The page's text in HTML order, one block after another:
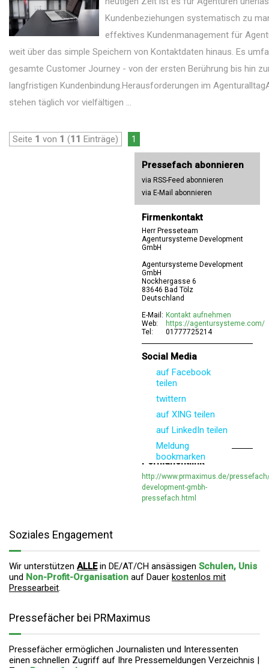
Kundenbeziehungen systematisch zu
effektives Kundenmanagement für
weit über das simple Speichern von Kontaktdaten hinaus. Es
gesamte Customer Journey - von der ersten Berührung bis hin
langfristigen Kundenbindung.Herausforderungen im
stehen täglich vor vielfältigen ...
Seite 1 von 1 (11 Einträge) 1
Pressefach abonnieren
via RSS-Feed abonnieren
via E-Mail abonnieren
Firmenkontakt
Herr Presseteam
Agentursysteme Development
GmbH
Agentursysteme Development
GmbH
Nockhergasse 6
83646 Bad Tölz
Deutschland
E-Mail: Kontakt aufnehmen
Web:
https://agentursysteme.com/
Tel:
01777725214
Social Media
auf Facebook
teilen
twittern
auf XING teilen
auf LinkedIn teilen
Meldung
bookmarken
Permanentlink
http://www.prmaximus.de/
development-gmbh-
pressefach.html
Soziales Engagement
Wir unterstützen ALLEin DE/AT/CH ansässigen Schulen, Unis
und Non-Profit-Organisation auf Dauer kostenlos mit
Pressearbeit.
Pressefächer bei PRMaximus
Pressefächer ermöglichen Journalisten und Interessenten
einen schnellen Zugriff auf Ihre Pressemeldungen Verzeichnis |